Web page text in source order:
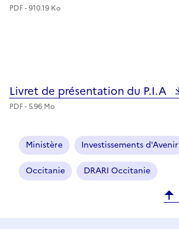
PDF - 910.19 Ko
Fichier
Livret de présentation du P.I.A
PDF - 5.96 Mo
Ministère Investissements d'Avenir
Occitanie DRARI Occitanie